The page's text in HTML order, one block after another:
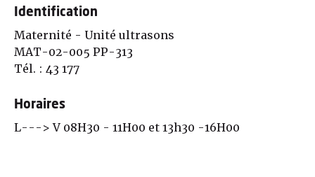
Identification
Maternité - Unité ultrasons
MAT-02-005 PP-313
Tél. : 43 177
Horaires
L---> V 08H30 - 11H00 et 13h30 -16H00